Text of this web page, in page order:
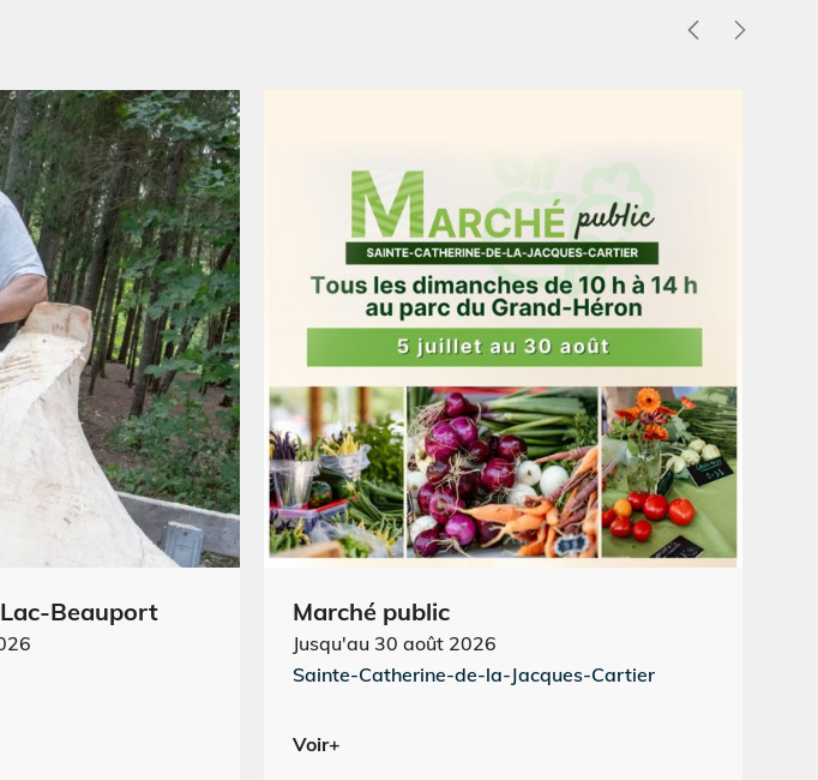
Beauport Marché public
Jusqu'au 30 août 2026
Sainte-Catherine-de-la-Jacques-Cartier
Voir+